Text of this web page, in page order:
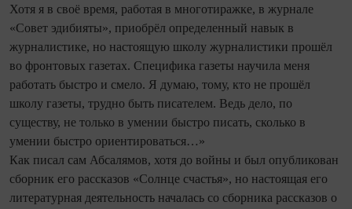
Хотя я в своё время, работая в многотиражке, в журнале
«Совет эдибияты», приобрёл определенный навык в
журналистике, но настоящую школу журналистики прошёл
во фронтовых газетах. Специфика газеты научила меня
работать быстро и смело. Я думаю, тому, кто не прошёл
школу газеты, трудно быть писателем. Ведь дело, по
существу, не только в умении быстро писать, сколько в
умении быстро ориентироваться…»
Как писал сам Абсалямов, хотя до войны и был опубликован
сборник его рассказов «Солнце счастья», но настоящая его
литературная деятельность началась со сборника рассказов о